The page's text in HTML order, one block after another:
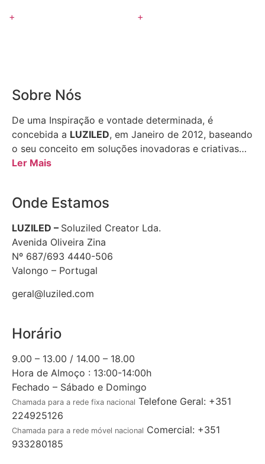
+ +
Sobre Nós
De uma Inspiração e vontade determinada, é
concebida a LUZILED, em Janeiro de 2012, baseando
o seu conceito em soluções inovadoras e criativas…
Ler Mais
Onde Estamos
LUZILED – Soluziled Creator Lda.
Avenida Oliveira Zina
Nº 687/693 4440-506
Valongo – Portugal
geral@luziled.com
Horário
9.00 – 13.00 / 14.00 – 18.00
Hora de Almoço : 13:00-14:00h
Fechado – Sábado e Domingo
Chamada para a rede fixa nacional Telefone Geral: +351
224925126
Chamada para a rede móvel nacional Comercial: +351
933280185